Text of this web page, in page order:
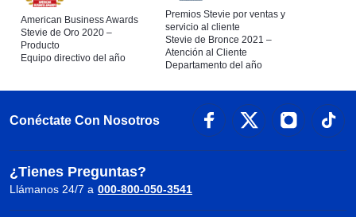
American Business Awards
Stevie de Oro 2020 –
Producto
Equipo directivo del año
Premios Stevie por ventas y
servicio al cliente
Stevie de Bronce 2021 –
Atención al Cliente
Departamento del año
Conéctate Con Nosotros
¿Tienes Preguntas?
Llámanos 24/7 a 000-800-050-3541